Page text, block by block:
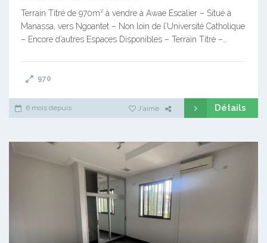
Terrain Titré de 970m² à vendre à Awae Escalier – Situé à
Manassa, vers Ngoantet – Non loin de l’Université Catholique
– Encore d’autres Espaces Disponibles – Terrain Titré –…
970
6 mois depuis J'aime Détails